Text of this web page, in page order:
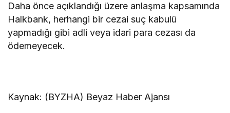
Daha önce açıklandığı üzere anlaşma kapsamında
Halkbank, herhangi bir cezai suç kabulü
yapmadığı gibi adli veya idari para cezası da
ödemeyecek.
Kaynak: (BYZHA) Beyaz Haber Ajansı